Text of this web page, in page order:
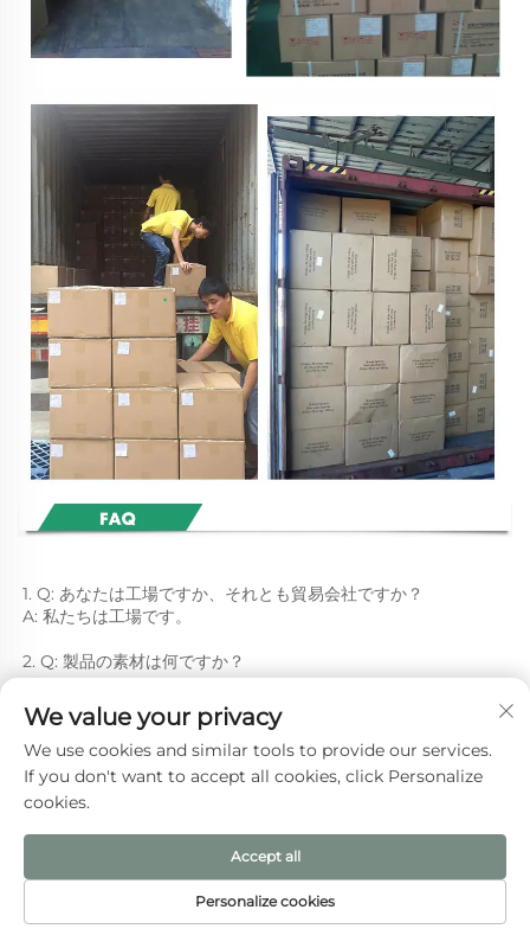
1. Q: あなたは工場ですか、それとも貿易会社ですか？
A: 私たちは工場です。
2. Q: 製品の素材は何ですか？
A: 素材はコットン、ジュート、キャンバス、フラックスなどがあ
ります。お客様のご要望に応じて、他の素材もご提供可能です。
3. Q: サンプルを送っていただけますか？
います。
4. Q: サイズや印刷ロゴについてはどうなりますか？
A: サイズはお客様のご要望に応じて対応いたします。
We value your privacy
We use cookies and similar tools to provide our services.
If you don't want to accept all cookies, click Personalize
cookies.
Personalize cookies
Accept all